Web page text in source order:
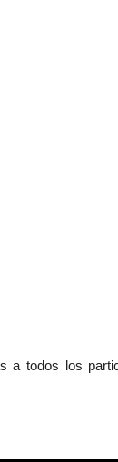
a todos los